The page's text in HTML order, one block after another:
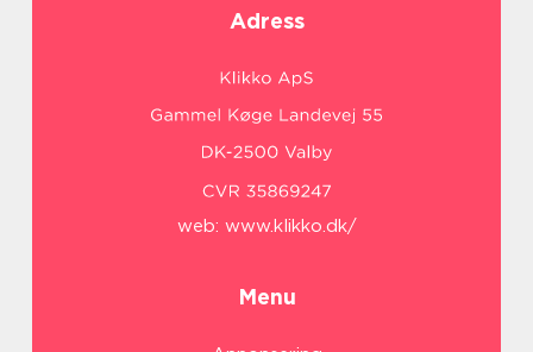
Adress
web: www.klikko.dk/
Menu